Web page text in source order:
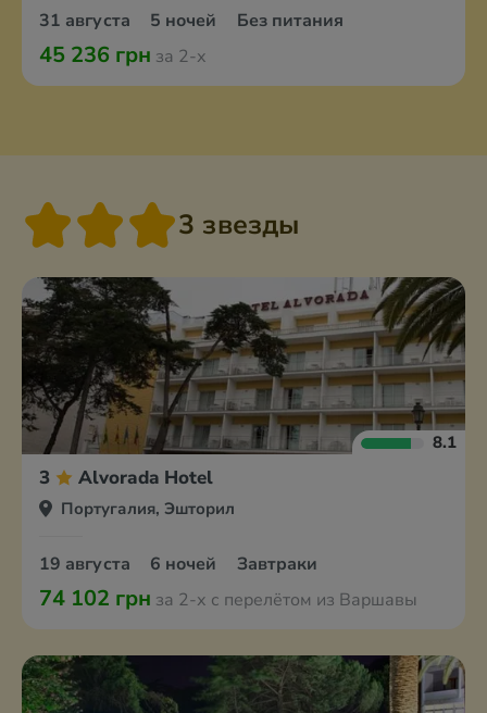
31 августа 5 ночей Без питания
45 236 грн за 2-х
3 звезды
8.1
3 Alvorada Hotel
Португалия, Эшторил
19 августа 6 ночей Завтраки
74 102 грн за 2-х с перелётом из Варшавы